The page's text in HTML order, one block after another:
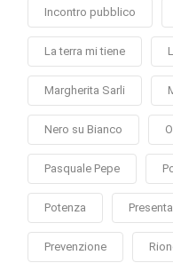
Incontro pubblico
La terra mi tiene
Margherita Sarli
Nero su Bianco
Pasquale Pepe
Potenza
Prevenzione